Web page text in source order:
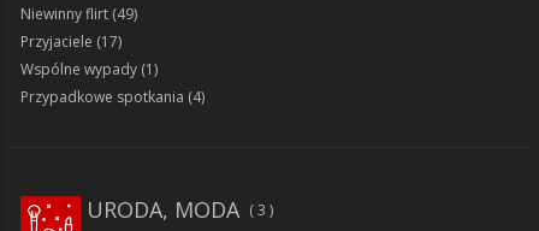
Niewinny flirt (49)
Przyjaciele (17)
Wspólne wypady (1)
Przypadkowe spotkania (4)
URODA, MODA 3